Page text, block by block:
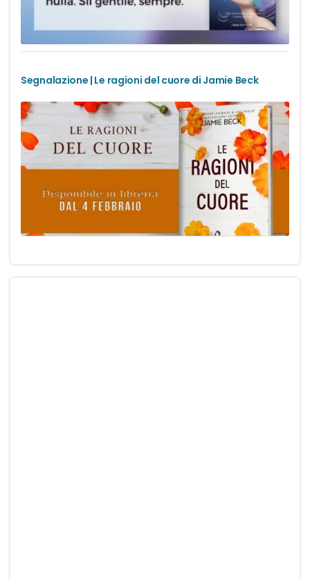
Segnalazione | Le ragioni del cuore di Jamie Beck